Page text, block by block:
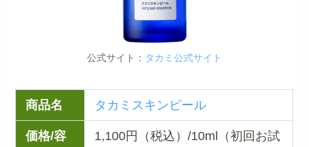
公式サイト： タカミ公式サイト
商品名 タカミスキンピール
価格/容
1,100円（税込）/10ml（初回お試